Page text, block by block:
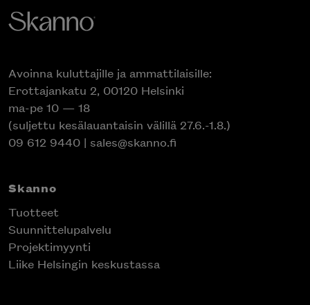
Avoinna kuluttajille ja ammattilaisille:
Erottajankatu 2, 00120 Helsinki
ma-pe 10 — 18
(suljettu kesälauantaisin välillä 27.6.-1.8.)
09 612 9440 | sales@skanno.fi
Skanno
Tuotteet
Suunnittelupalvelu
Projektimyynti
Liike Helsingin keskustassa